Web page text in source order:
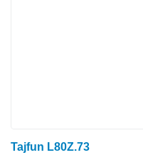
Tajfun L80Z.73